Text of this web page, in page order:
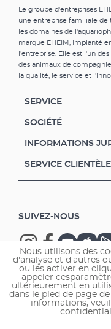
Le groupe d'entreprises
une entreprise familiale de
les domaines de
marque EHEIM, implanté
l'entreprise. Elle est l'un
des animaux de
la qualité, le service et
SERVICE
SOCIÉTÉ
INFORMATIONS
SERVICE CLIENTÈLE
SUIVEZ-NOUS
Copyright © 2026 EHEIM
Nous utilisons des
d'analyse et d'autres
ou les activer en
appeler
ultérieurement en
dans le pied de page
informations,